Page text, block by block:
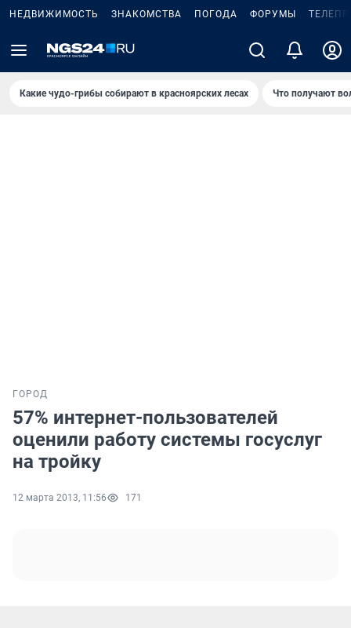
НЕДВИЖИМОСТЬ ЗНАКОМСТВА ПОГОДА ФОРУМЫ
Какие чудо-грибы собирают в красноярских лесах Что получают
ГОРОД
57% интернет-пользователей
оценили работу системы госуслуг
на тройку
12 марта 2013, 11:56 171